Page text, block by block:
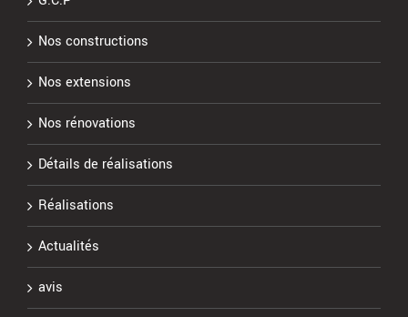
Nos constructions
Nos extensions
Nos rénovations
Détails de réalisations
Réalisations
Actualités
avis